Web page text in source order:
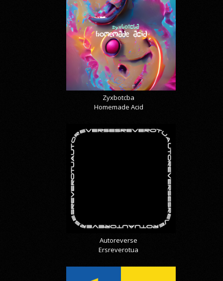
Zyxbotcba
Homemade Acid
Autoreverse
Ersreverotua